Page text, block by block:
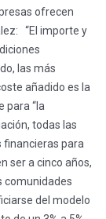
ofrecen
“El importe y
las más
añadido es la
para “la
todas las
financieras para
ser a cinco años,
comunidades
del modelo